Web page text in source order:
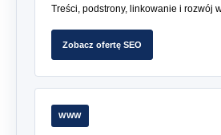
Treści, podstrony, linkowanie i rozwój
Zobacz ofertę SEO
WWW